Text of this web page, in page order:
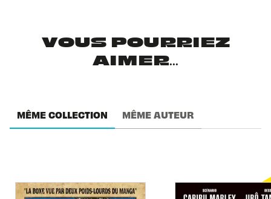
VOUS POURRIEZ
AIMER...
MÊME COLLECTION MÊME AUTEUR